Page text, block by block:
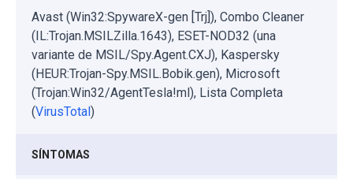
Avast (Win32:SpywareX-gen [Trj]), Combo Cleaner
(IL:Trojan.MSILZilla.1643), ESET-NOD32 (una
variante de MSIL/Spy.Agent.CXJ), Kaspersky
(HEUR:Trojan-Spy.MSIL.Bobik.gen), Microsoft
(Trojan:Win32/AgentTesla!ml), Lista Completa
(VirusTotal)
SÍNTOMAS